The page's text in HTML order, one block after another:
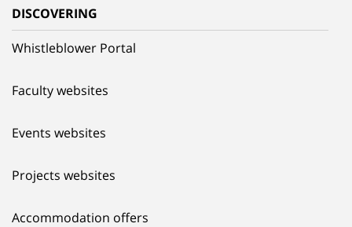
DISCOVERING
Whistleblower Portal
Faculty websites
Events websites
Projects websites
Accommodation offers